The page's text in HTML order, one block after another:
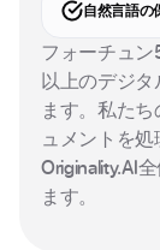
自然言語の
フォーチュ
以上のデジ
ます。私た
ュメントを処
Originality.AI
ます。